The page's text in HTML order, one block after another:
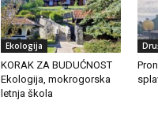
Ekologija
KORAK ZA BUDUĆNOST
Ekologija, mokrogorska
letnja škola